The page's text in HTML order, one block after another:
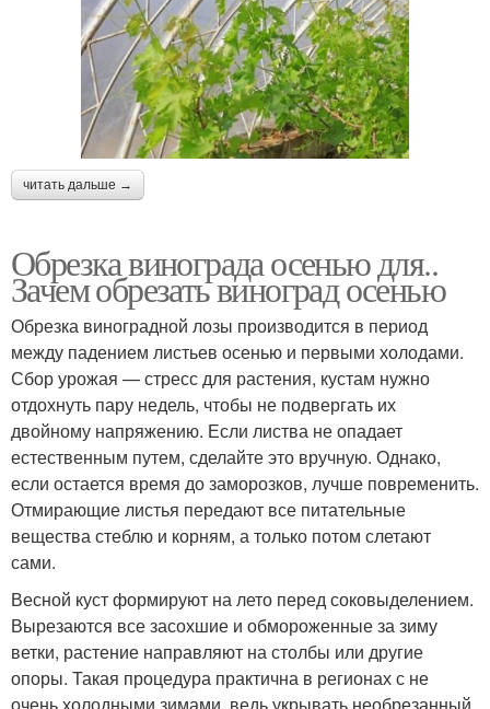
читать дальше →
Обрезка винограда осенью для..
Зачем обрезать виноград осенью
Обрезка виноградной лозы производится в период
между падением листьев осенью и первыми холодами.
Сбор урожая — стресс для растения, кустам нужно
отдохнуть пару недель, чтобы не подвергать их
двойному напряжению. Если листва не опадает
естественным путем, сделайте это вручную. Однако,
если остается время до заморозков, лучше повременить.
Отмирающие листья передают все питательные
вещества стеблю и корням, а только потом слетают
сами.
Весной куст формируют на лето перед соковыделением.
Вырезаются все засохшие и обмороженные за зиму
ветки, растение направляют на столбы или другие
опоры. Такая процедура практична в регионах с не